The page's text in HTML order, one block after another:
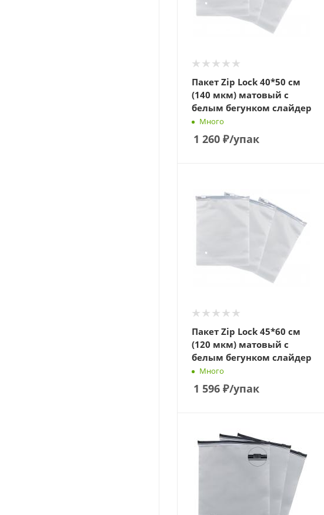
Пакет Zip Lock 40*50 см
(140 мкм) матовый с
белым бегунком слайдер
Много
1 260 ₽/упак
Пакет Zip Lock 45*60 см
(120 мкм) матовый с
белым бегунком слайдер
Много
1 596 ₽/упак